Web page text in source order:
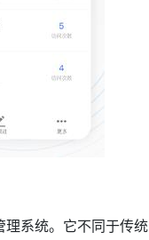
系统。它不同于传统